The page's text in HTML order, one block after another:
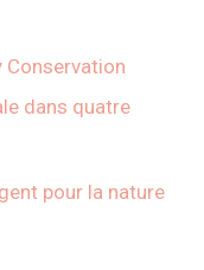
Conservation
dans quatre
pour la nature